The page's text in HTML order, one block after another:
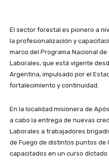
El sector forestal es pionero a
la profesionalización y
marco del Programa Nacional
Laborales, que está vigente
Argentina, impulsado por el
fortalecimiento y continuidad.
En la localidad misionera de
a cabo la entrega de nuevas
Laborales a trabajadores
de Fuego de distintos puntos de
capacitados en un curso dictado